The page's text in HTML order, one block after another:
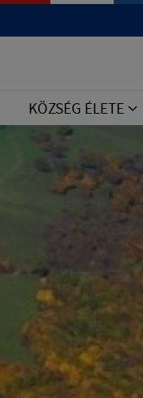
KÖZSÉG ÉLETE